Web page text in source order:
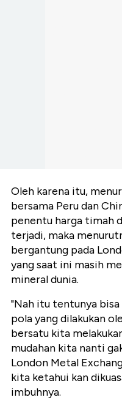
Oleh karena itu,
bersama Peru dan
penentu harga timah
terjadi, maka
bergantung pada
yang saat ini masih
mineral dunia.
"Nah itu tentunya
pola yang dilakukan
bersatu kita
mudahan kita nanti
London Metal
kita ketahui kan
imbuhnya.